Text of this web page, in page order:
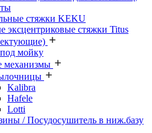
стяжки KEKU
эксцентриковые стяжки Titus
мойку
механизмы
Kalibra
Hafele
Lotti
/ Посудосушитель в ниж.базу